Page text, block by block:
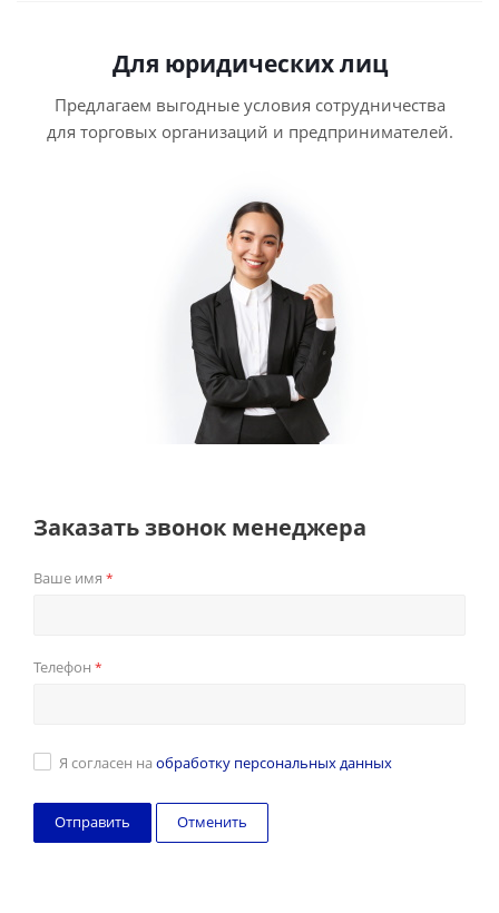
Для юридических лиц
Предлагаем выгодные условия сотрудничества
для торговых организаций и предпринимателей.
Заказать звонок менеджера
Ваше имя *
Телефон *
Я согласен на обработку персональных данных
Отменить